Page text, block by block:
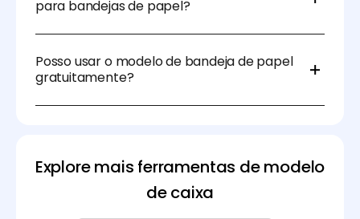
precisos para o processo de impressão.
para bandejas de papel?
biodegradáveis ou compostáveis feitas de materiais
reciclados. Escolher materiais sustentáveis pode
atrair consumidores conscientes ambientalmente e
Posso usar o modelo de bandeja de papel
gratuitamente?
ferramentas de Dieline. Para mais recursos como
pré-visualização de Mockup e modelação em 3D,
página de preços.
Explore mais ferramentas de modelo
de caixa